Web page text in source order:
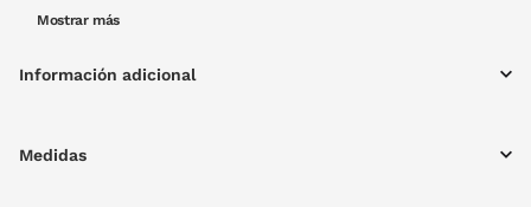
pasarás desapercibido. Toda la montura es de metal en color
Mostrar más
Información adicional
Medidas